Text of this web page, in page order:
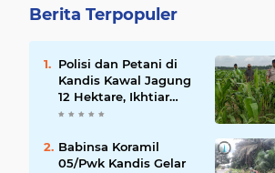
Berita Terpopuler
Polisi dan Petani di
Kandis Kawal Jagung
12 Hektare, Ikhtiar
Menjaga Ketahanan
Babinsa Koramil
05/Pwk Kandis Gelar